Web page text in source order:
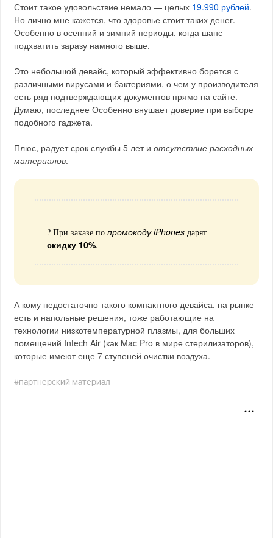
Стоит такое удовольствие немало — целых 19.990 рублей.
Но лично мне кажется, что здоровье стоит таких денег.
Особенно в осенний и зимний периоды, когда шанс
подхватить заразу намного выше.
Это небольшой девайс, который эффективно борется с
различными вирусами и бактериями, о чем у производителя
есть ряд подтверждающих документов прямо на сайте.
Думаю, последнее Особенно внушает доверие при выборе
подобного гаджета.
Плюс, радует срок службы 5 лет иотсутствие расходных
материалов.
? При заказе попромокоду iPhones дарят
скидку 10%.
А кому недостаточно такого компактного девайса, на рынке
есть и напольные решения, тоже работающие на
технологии низкотемпературной плазмы, для больших
помещений Intech Air (как Mac Pro в мире стерилизаторов),
которые имеют еще 7 ступеней очистки воздуха.
#партнёрский материал